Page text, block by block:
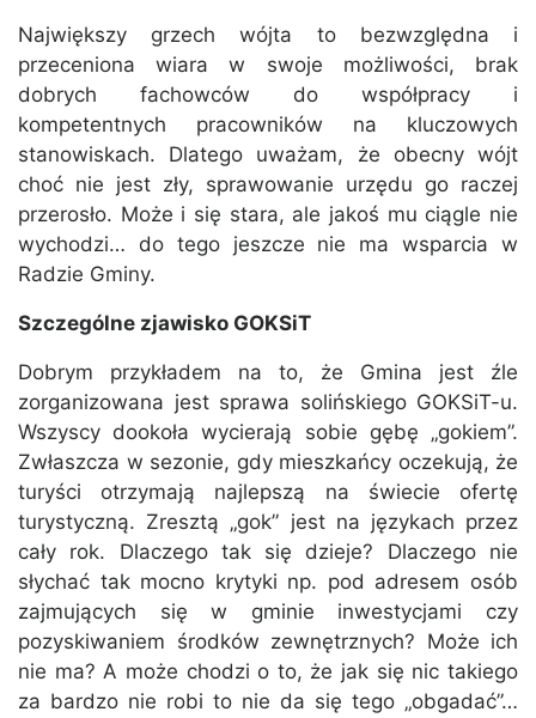
Największy grzech wójta to bezwzględna i
przeceniona wiara w swoje możliwości, brak
dobrych fachowców do współpracy i
kompetentnych pracowników na kluczowych
stanowiskach. Dlatego uważam, że obecny wójt
choć nie jest zły, sprawowanie urzędu go raczej
przerosło. Może i się stara, ale jakoś mu ciągle nie
wychodzi… do tego jeszcze nie ma wsparcia w
Radzie Gminy.
Szczególne zjawisko GOKSiT
Dobrym przykładem na to, że Gmina jest źle
zorganizowana jest sprawa solińskiego GOKSiT-u.
Wszyscy dookoła wycierają sobie gębę „gokiem”.
Zwłaszcza w sezonie, gdy mieszkańcy oczekują, że
turyści otrzymają najlepszą na świecie ofertę
turystyczną. Zresztą „gok” jest na językach przez
cały rok. Dlaczego tak się dzieje? Dlaczego nie
słychać tak mocno krytyki np. pod adresem osób
zajmujących się w gminie inwestycjami czy
pozyskiwaniem środków zewnętrznych? Może ich
nie ma? A może chodzi o to, że jak się nic takiego
za bardzo nie robi to nie da się tego „obgadać”…